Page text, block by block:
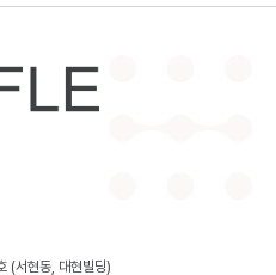
(서현동, 대현빌딩)